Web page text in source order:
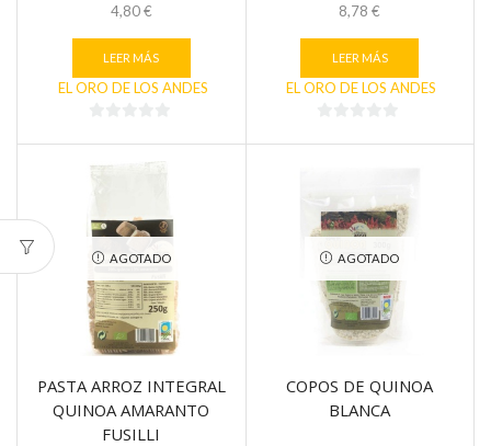
4,80€
LEER MÁS
EL ORO DE LOS ANDES
8,78€
LEER MÁS
EL ORO DE LOS ANDES
AGOTADO
PASTA ARROZ INTEGRAL
QUINOA AMARANTO
FUSILLI
AGOTADO
COPOS DE QUINOA
BLANCA